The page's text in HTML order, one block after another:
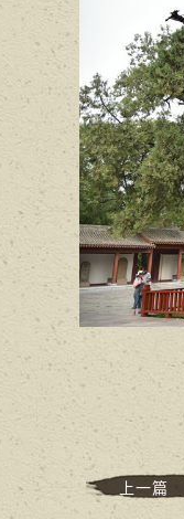
上一篇